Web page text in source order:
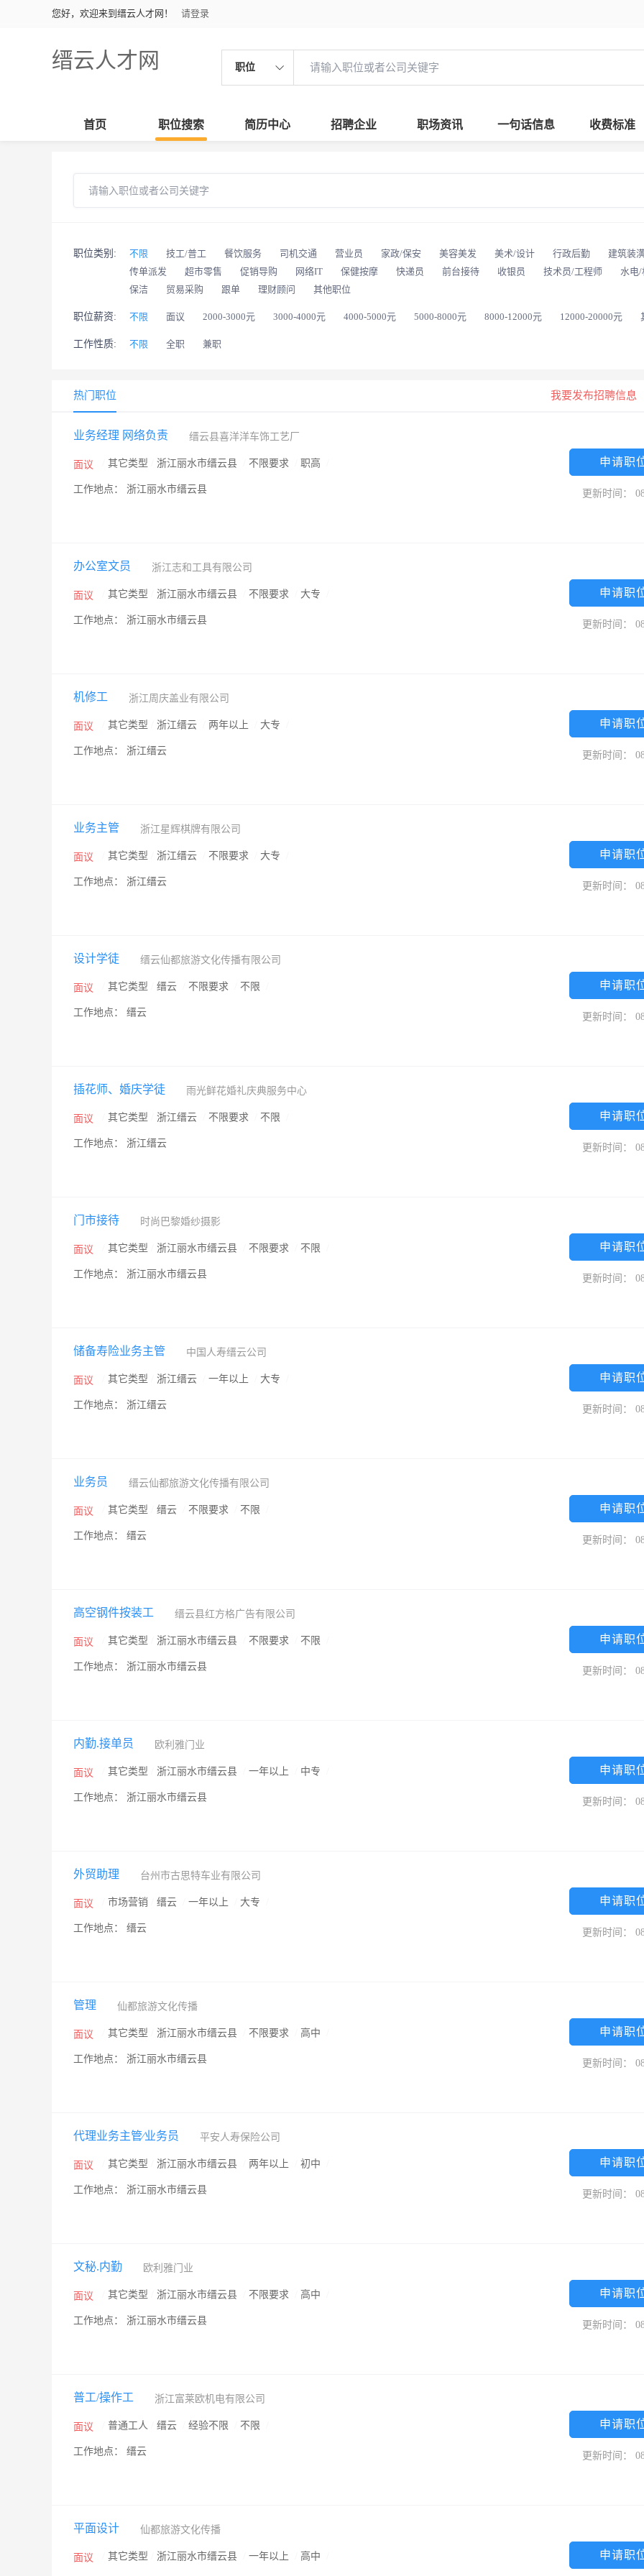
您好，欢迎来到缙云人才网！ 请登录
缙云人才网 职位
首页 职位搜索 简历中心 招聘企业 职场资讯 一句话信息 收费标准
职位类别: 不限 技工/普工 餐饮服务 司机交通 营业员 家政/保安 美容美发 美术/设计 行政后勤 建筑装
传单派发
超市零售 促销导购 网络IT 保健按摩 快递员 前台接待 收银员 技术员/工程师 水电/
保洁
贸易采购 跟单 理财顾问 其他职位
职位薪资: 不限 面议 2000-3000元 3000-4000元 4000-5000元 5000-8000元 8000-12000元 12000-20000元
工作性质: 不限 全职 兼职
热门职位 我要发布招聘信息
业务经理 网络负责 缙云县喜洋洋车饰工艺厂
面议 其它类型 浙江丽水市缙云县 不限要求 职高
工作地点： 浙江丽水市缙云县
申请职
更新时间：
办公室文员 浙江志和工具有限公司
面议 其它类型 浙江丽水市缙云县 不限要求 大专
工作地点： 浙江丽水市缙云县
申请职
更新时间：
机修工 浙江周庆盖业有限公司
面议 其它类型 浙江缙云 两年以上 大专
工作地点： 浙江缙云
申请职
更新时间：
业务主管 浙江星辉棋牌有限公司
面议 其它类型 浙江缙云 不限要求 大专
工作地点： 浙江缙云
申请职
更新时间：
设计学徒 缙云仙都旅游文化传播有限公司
面议 其它类型 缙云 不限要求 不限
工作地点： 缙云
申请职
更新时间：
插花师、婚庆学徒 雨光鲜花婚礼庆典服务中心
面议 其它类型 浙江缙云 不限要求 不限
工作地点： 浙江缙云
申请职
更新时间：
门市接待 时尚巴黎婚纱摄影
面议 其它类型 浙江丽水市缙云县 不限要求 不限
工作地点： 浙江丽水市缙云县
申请职
更新时间：
储备寿险业务主管 中国人寿缙云公司
面议 其它类型 浙江缙云 一年以上 大专
工作地点： 浙江缙云
申请职
更新时间：
业务员 缙云仙都旅游文化传播有限公司
面议 其它类型 缙云 不限要求 不限
工作地点： 缙云
申请职
更新时间：
高空钢件按装工 缙云县红方格广告有限公司
面议 其它类型 浙江丽水市缙云县 不限要求 不限
工作地点： 浙江丽水市缙云县
申请职
更新时间：
内勤.接单员 欧利雅门业
面议 其它类型 浙江丽水市缙云县 一年以上 中专
工作地点： 浙江丽水市缙云县
申请职
更新时间：
外贸助理 台州市古思特车业有限公司
面议 市场营销 缙云 一年以上 大专
工作地点： 缙云
申请职
更新时间：
管理 仙都旅游文化传播
面议 其它类型 浙江丽水市缙云县 不限要求 高中
工作地点： 浙江丽水市缙云县
申请职
更新时间：
代理业务主管∕业务员 平安人寿保险公司
面议 其它类型 浙江丽水市缙云县 两年以上 初中
工作地点： 浙江丽水市缙云县
申请职
更新时间：
文秘.内勤 欧利雅门业
面议 其它类型 浙江丽水市缙云县 不限要求 高中
工作地点： 浙江丽水市缙云县
申请职
更新时间：
普工/操作工 浙江富莱欧机电有限公司
面议 普通工人 缙云 经验不限 不限
工作地点： 缙云
申请职
更新时间：
平面设计 仙都旅游文化传播
面议 其它类型 浙江丽水市缙云县 一年以上 高中 申请职